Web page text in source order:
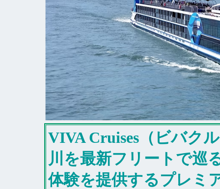
VIVA Cruises（ビバク
川を最新フリートで巡
体験を提供するプレミ